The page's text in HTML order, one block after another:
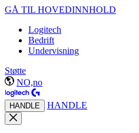
GÅ TIL HOVEDINNHOLD
Logitech
Bedrift
Undervisning
Støtte
NO,no
HANDLE HANDLE